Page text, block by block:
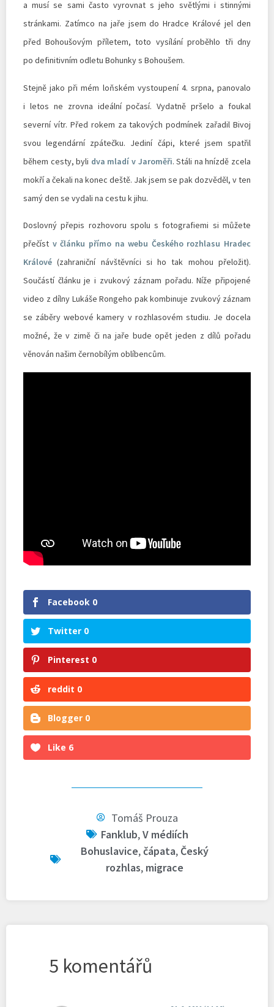
a musí se sami často vyrovnat s jeho světlými i stinnými
stránkami. Zatímco na jaře jsem do Hradce Králové jel den
před Bohoušovým příletem, toto vysílání proběhlo tři dny
po definitivním odletu Bohunky s Bohoušem.
Stejně jako při mém loňském vystoupení 4. srpna, panovalo
i letos ne zrovna ideální počasí. Vydatně pršelo a foukal
severní vítr. Před rokem za takových podmínek zařadil Bivoj
svou legendární zpátečku. Jediní čápi, které jsem spatřil
během cesty, byli dva mladí v Jaroměři. Stáli na hnízdě zcela
mokří a čekali na konec deště. Jak jsem se pak dozvěděl, v ten
samý den se vydali na cestu k jihu.
Doslovný přepis rozhovoru spolu s fotografiemi si můžete
přečíst v článku přímo na webu Českého rozhlasu Hradec
Králové (zahraniční návštěvníci si ho tak mohou přeložit).
Součástí článku je i zvukový záznam pořadu. Níže připojené
video z dílny Lukáše Rongeho pak kombinuje zvukový záznam
se záběry webové kamery v rozhlasovém studiu. Je docela
možné, že v zimě či na jaře bude opět jeden z dílů pořadu
věnován našim černobílým oblíbencům.
Facebook 0
Twitter 0
Pinterest 0
reddit 0
Blogger 0
Like 6
Tomáš Prouza
Fanklub,V médiích
Bohuslavice,čápata, Český
rozhlas, migrace
5 komentářů